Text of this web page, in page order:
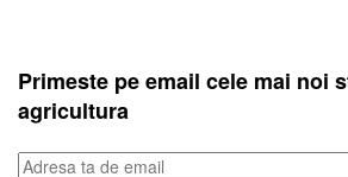
Primeste pe email cele mai noi
agricultura